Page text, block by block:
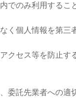
でのみ利用するこ
く個人情報を第三
クセス等を防止す
委託先業者への適